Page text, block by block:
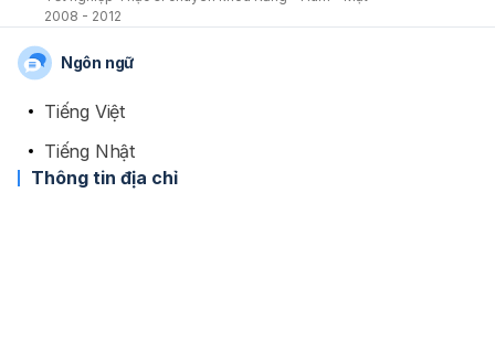
2008 - 2012
Ngôn ngữ
Tiếng Việt
Tiếng Nhật
Thông tin địa chỉ